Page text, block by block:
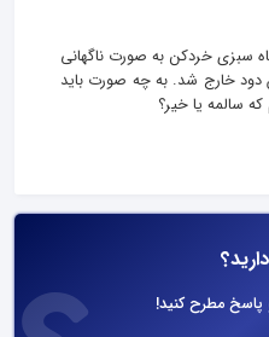
سبزی خردکن به صورت ناگهانی
خارج شد. به چه صورت باید
سالمه یا خیر؟
مطرح کنید!